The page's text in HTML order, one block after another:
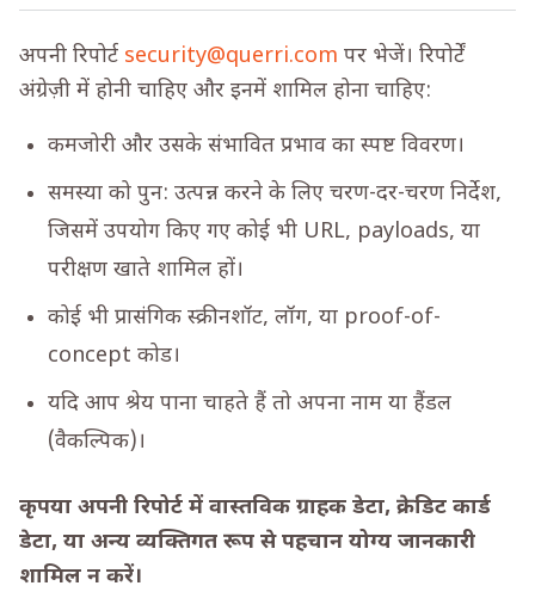
अपनी रिपोर्ट security@querri.com पर भेजें। रिपोर्टें
अंग्रेज़ी में होनी चाहिए और इनमें शामिल होना चाहिए:
कमजोरी और उसके संभावित प्रभाव का स्पष्ट विवरण।
समस्या को पुन: उत्पन्न करने के लिए चरण-दर-चरण निर्देश,
जिसमें उपयोग किए गए कोई भी URL, payloads, या
परीक्षण खाते शामिल हों।
कोई भी प्रासंगिक स्क्रीनशॉट, लॉग, या proof-of-
concept कोड।
यदि आप श्रेय पाना चाहते हैं तो अपना नाम या हैंडल
(वैकल्पिक)।
कृपया अपनी रिपोर्ट में वास्तविक ग्राहक डेटा, क्रेडिट कार्ड
डेटा, या अन्य व्यक्तिगत रूप से पहचान योग्य जानकारी
शामिल न करें।